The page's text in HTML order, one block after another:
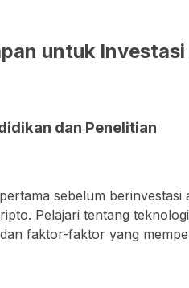
untuk
dan Penelitian
sebelum
Pelajari tentang
faktor-faktor yang